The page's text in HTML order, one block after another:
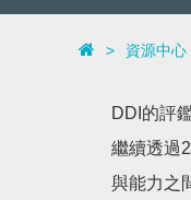
> 資源中心
DDI的評
繼續透過
與能力之